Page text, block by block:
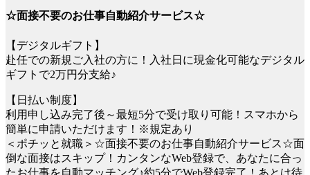
☆面接不要のお仕事自動紹介サービス☆
【デジタルギフト】
赴任での新規ご入社の方に！入社日に現金化可能なデジタル
ギフトで2万円分支給♪
【日払い制度】
利用申し込み完了後～最短5分で受け取り可能！スマホから
簡単に申請いただけます！※規定あり
＜ポチッと就職＞☆面接不要のお仕事自動紹介サービス☆面
倒な面接はスキップ！カンタンなWeb登録で、あなたに合っ
たお仕事を自動マッチング♪約5分でWeb登録完了！あとは待